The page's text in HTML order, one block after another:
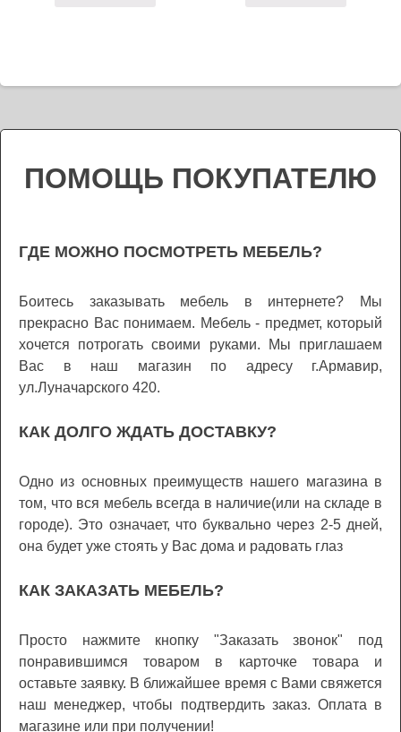
ПОМОЩЬ ПОКУПАТЕЛЮ
ГДЕ МОЖНО ПОСМОТРЕТЬ МЕБЕЛЬ?
Боитесь заказывать мебель в интернете? Мы
прекрасно Вас понимаем. Мебель - предмет, который
хочется потрогать своими руками. Мы приглашаем
Вас в наш магазин по адресу г.Армавир,
ул.Луначарского 420.
КАК ДОЛГО ЖДАТЬ ДОСТАВКУ?
Одно из основных преимуществ нашего магазина в
том, что вся мебель всегда в наличие(или на складе в
городе). Это означает, что буквально через 2-5 дней,
она будет уже стоять у Вас дома и радовать глаз
КАК ЗАКАЗАТЬ МЕБЕЛЬ?
Просто нажмите кнопку "Заказать звонок" под
понравившимся товаром в карточке товара и
оставьте заявку. В ближайшее время с Вами свяжется
наш менеджер, чтобы подтвердить заказ. Оплата в
магазине или при получении!